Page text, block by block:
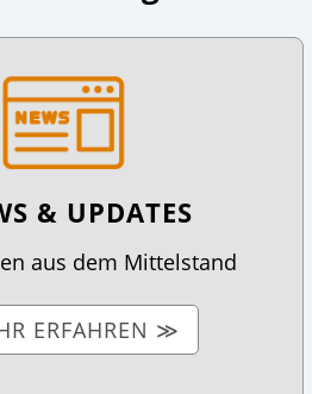
& UPDATES
aus dem Mittelstand
ERFAHREN ≫